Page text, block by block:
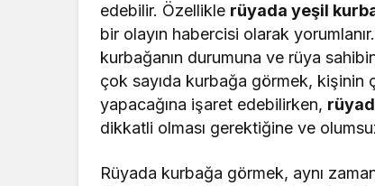
edebilir. Özellikle rüyada yeşil
bir olayın habercisi olarak
kurbağanın durumuna ve rüya
çok sayıda kurbağa görmek,
yapacağına işaret edebilirken,
dikkatli olması gerektiğine ve
Rüyada kurbağa görmek, aynı